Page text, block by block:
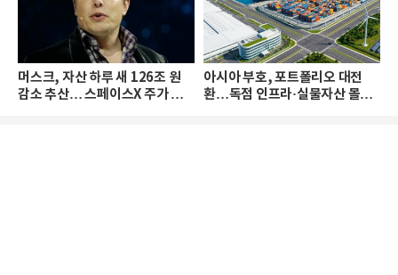
머스크, 자산 하루 새 126조 원
감소 추산… 스페이스X 주가 하
아시아 부호, 포트폴리오 대전
환…독점 인프라·실물자산 몰린